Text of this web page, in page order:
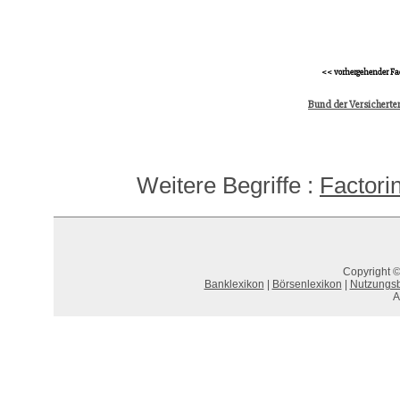
<< vorhergehender
Bund der
Weitere Begriffe :
Copyright
Banklexikon
Börsenlexikon